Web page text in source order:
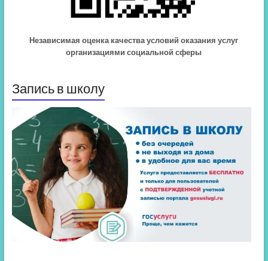
Независимая оценка качества условий оказания услуг
организациями социальной сферы
Запись в школу